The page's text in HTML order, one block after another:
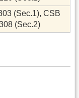
(Sec.1), CSB
(Sec.2)